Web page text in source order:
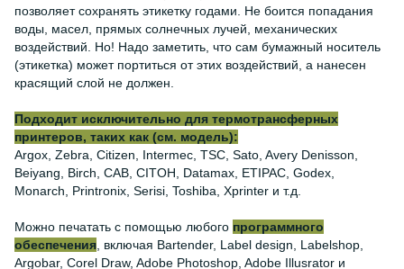
позволяет сохранять этикетку годами. Не боится попадания
воды, масел, прямых солнечных лучей, механических
воздействий. Но! Надо заметить, что сам бумажный носитель
(этикетка) может портиться от этих воздействий, а нанесен
красящий слой не должен.
Подходит исключительно для термотрансферных
принтеров, таких как (см. модель):
Argox, Zebra, Citizen, Intermec, TSC, Sato, Avery Denisson,
Beiyang, Birch, CAB, CITOH, Datamax, ETIPAC, Godex,
Monarch, Printronix, Serisi, Toshiba, Xprinter и т.д.
Можно печатать с помощью любого программного
обеспечения , включая Bartender, Label design, Labelshop,
Argobar, Corel Draw, Adobe Photoshop, Adobe Illusrator и